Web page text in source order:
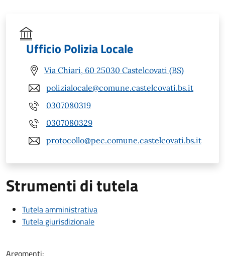
Ufficio Polizia Locale
Via Chiari, 60 25030 Castelcovati (BS)
polizialocale@comune.castelcovati.bs.it
0307080319
0307080329
protocollo@pec.comune.castelcovati.bs.it
Strumenti di tutela
Tutela amministrativa
Tutela giurisdizionale
Argomenti: